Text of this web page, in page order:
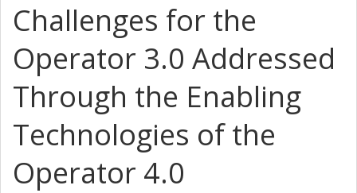
Challenges for the
Operator 3.0 Addressed
Through the Enabling
Technologies of the
Operator 4.0